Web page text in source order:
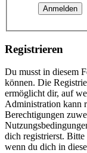
Registrieren
Du musst in diesem
können. Die
ermöglicht dir, auf
Administration kann
Berechtigungen
dich registrierst.
wenn du dich in